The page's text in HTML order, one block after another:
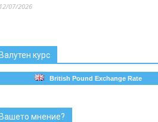
07/2026
курс
British Pound Exchange Rate
мнение?